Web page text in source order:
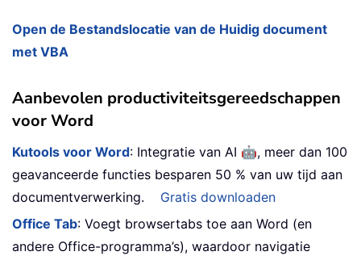
Open de Bestandslocatie van de Huidig document
met VBA
Aanbevolen productiviteitsgereedschappen
voor Word
Kutools voor Word: Integratie van AI 🤖, meer dan 100
geavanceerde functies besparen 50 % van uw tijd aan
documentverwerking.
Gratis downloaden
Office Tab: Voegt browsertabs toe aan Word (en
andere Office-programma’s), waardoor navigatie